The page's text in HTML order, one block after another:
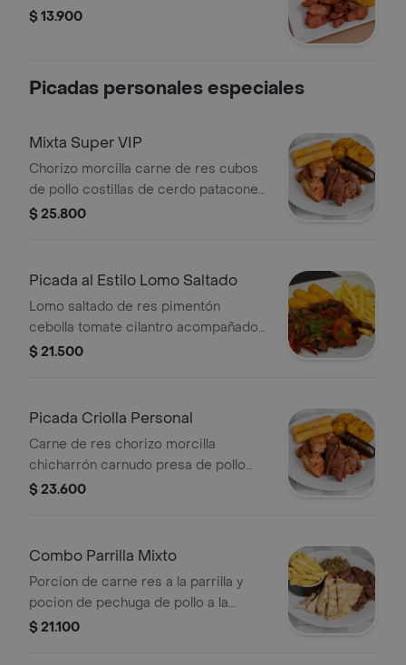
$ 13.900
Picadas personales especiales
Mixta Super VIP
Chorizo morcilla carne de res cubos
de pollo costillas de cerdo patacones
croquetas de yuca
$ 25.800
Picada al Estilo Lomo Saltado
Lomo saltado de res pimentón
cebolla tomate cilantro acompañados
de papas francesa y croqueta de
$ 21.500
Picada Criolla Personal
Carne de res chorizo morcilla
chicharrón carnudo presa de pollo
patacones croqueta de yuca
$ 23.600
Combo Parrilla Mixto
Porcion de carne res a la parrilla y
pocion de pechuga de pollo a la
parrilla porcion de arroz tepanyaki
$ 21.100